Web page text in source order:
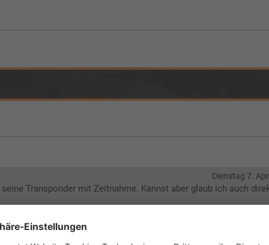
Dienstag 7.
Transponder mit Zeitnahme. Kannst aber glaub ich auch